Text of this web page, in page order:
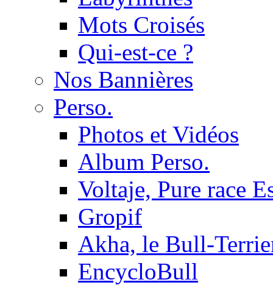
Mots Croisés
Qui-est-ce ?
Nos Bannières
Perso.
Photos et Vidéos
Album Perso.
Voltaje, Pure race
Gropif
Akha, le Bull-
EncycloBull